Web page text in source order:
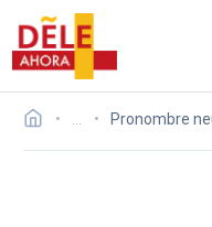
Pronombre